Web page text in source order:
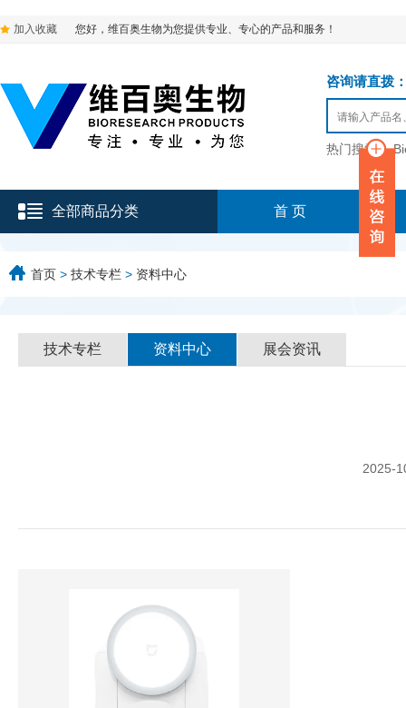
加入收藏 您好，维百奥生物为您提供专业、专心的产品和服务！
咨询请直拨
热门搜索：
全部商品分类 首 页
首页 > 技术专栏 > 资料中心
技术专栏 资料中心 展会资讯
2025-